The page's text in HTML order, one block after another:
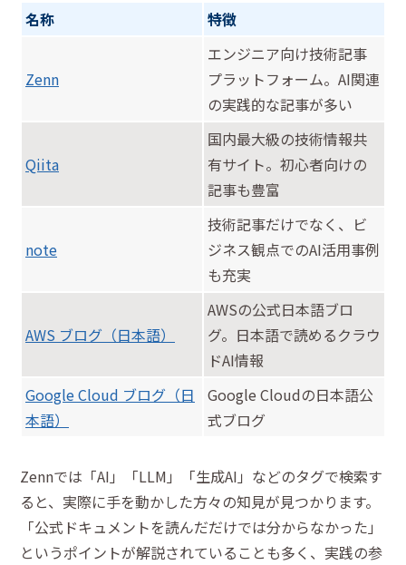
名称 特徴
Zenn
エンジニア向け技術記事
プラットフォーム。AI関連
の実践的な記事が多い
Qiita
国内最大級の技術情報共
有サイト。初心者向けの
記事も豊富
note
技術記事だけでなく、ビ
ジネス観点でのAI活用事例
も充実
AWS ブログ（日本語）
AWSの公式日本語ブロ
グ。日本語で読めるクラウ
ドAI情報
Google Cloud ブログ（日
本語）
Google Cloudの日本語公
式ブログ
Zennでは「AI」「LLM」「生成AI」などのタグで検索す
ると、実際に手を動かした方々の知見が見つかります。
「公式ドキュメントを読んだだけでは分からなかった」
というポイントが解説されていることも多く、実践の参